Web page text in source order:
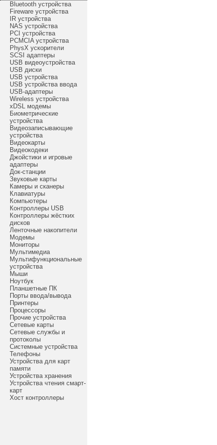
Bluetooth устройства
Fireware устройства
IR устройства
NAS устройства
PCI устройства
PCMCIA устройства
PhysX ускорители
SCSI адаптеры
USB видеоустройства
USB диски
USB устройства
USB устройства ввода
USB-адаптеры
Wireless устройства
xDSL модемы
Биометрические
устройства
Видеозаписывающие
устройства
Видеокарты
Видеокодеки
Джойстики и игровые
адаптеры
Док-станции
Звуковые карты
Камеры и сканеры
Клавиатуры
Компьютеры
Контроллеры USB
Контроллеры жёстких
дисков
Ленточные накопители
Модемы
Мониторы
Мультимедиа
Мультифункциональные
устройства
Мыши
Ноутбук
Планшетные ПК
Порты ввода/вывода
Принтеры
Процессоры
Прочие устройства
Сетевые карты
Сетевые службы и
протоколы
Системные устройства
Телефоны
Устройства для карт
памяти
Устройства хранения
Устройства чтения смарт-
карт
Хост контроллеры